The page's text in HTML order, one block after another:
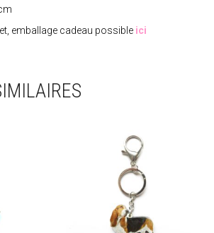
emballage cadeau possible ici